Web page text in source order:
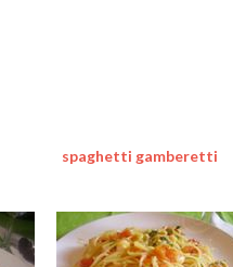
spaghetti gamberetti